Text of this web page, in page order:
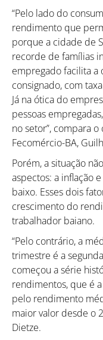
“Pelo lado do
rendimento que
porque a cidade de
recorde de famílias
empregado facilita
consignado, com
Já na ótica do
pessoas
no setor”, compara
Fecomércio-BA,
Porém, a situação
aspectos: a inflação
baixo. Esses dois
crescimento do
trabalhador baiano.
“Pelo contrário, a
trimestre é a
começou a série
rendimentos, que é
pelo rendimento
maior valor desde o
Dietze.